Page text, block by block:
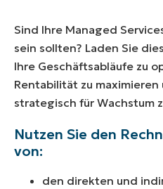
Sind Ihre Managed
sein sollten? Laden Sie
Ihre Geschäftsabläufe zu
Rentabilität zu maximieren
strategisch für Wachstum
Nutzen Sie den
von:
den direkten und